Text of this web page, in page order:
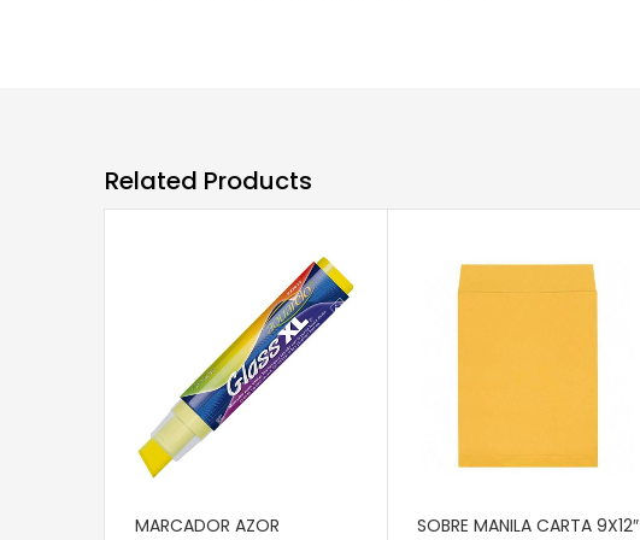
Related Products
MARCADOR AZOR
SOBRE MANILA CARTA 9X12″